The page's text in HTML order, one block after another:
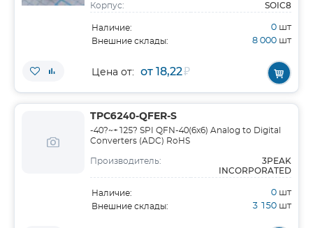
Корпус: SOIC8
Наличие: 0 шт
Внешние склады: 8 000 шт
Цена от: от 18,22₽
TPC6240-QFER-S
-40?~+125? SPI QFN-40(6x6) Analog to Digital
Converters (ADC) RoHS
Производитель:
3PEAK
INCORPORATED
Наличие: 0 шт
Внешние склады: 3 150 шт